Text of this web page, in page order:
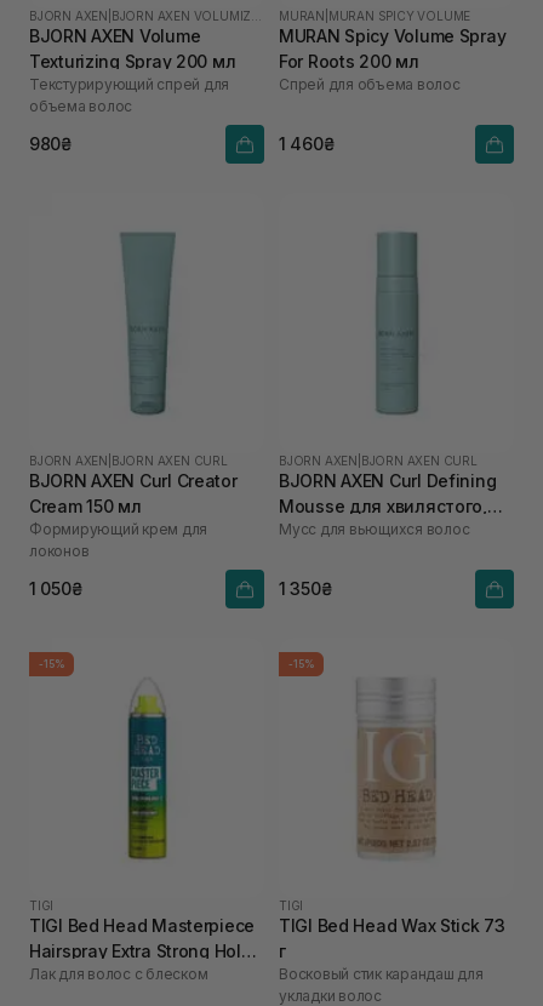
BJORN AXEN
BJORN AXEN Volume
Texturizing Spray 200 мл
Текстурирующий спрей для
объема волос
980₴
MURAN MURAN SPICY VOLUME
MURAN Spicy Volume Spray
For Roots 200 мл
Спрей для объема волос
1 460₴
BJORN AXEN BJORN AXEN CURL
BJORN AXEN Curl Creator
Cream 150 мл
Формирующий крем для
локонов
1 050₴
BJORN AXEN BJORN AXEN CURL
BJORN AXEN Curl Defining
Mousse для хвилястого,
кучерявого та дуже
мл
Мусс для вьющихся волос
1 350₴
-15%
TIGI
TIGI Bed Head Masterpiece
Hairspray Extra Strong Hold
Level 4 75 мл
Лак для волос с блеском
-15%
TIGI
TIGI Bed Head Wax Stick 73
г
Восковый стик карандаш для
укладки волос